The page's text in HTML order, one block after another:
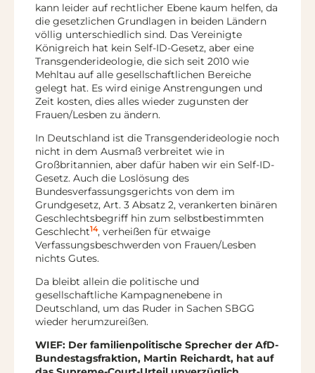
kann leider auf rechtlicher Ebene kaum helfen, da
die gesetzlichen Grundlagen in beiden Ländern
völlig unterschiedlich sind. Das Vereinigte
Königreich hat kein Self-ID-Gesetz, aber eine
Transgenderideologie, die sich seit 2010 wie
Mehltau auf alle gesellschaftlichen Bereiche
gelegt hat. Es wird einige Anstrengungen und
Zeit kosten, dies alles wieder zugunsten der
Frauen/Lesben zu ändern.
In Deutschland ist die Transgenderideologie noch
nicht in dem Ausmaß verbreitet wie in
Großbritannien, aber dafür haben wir ein Self-ID-
Gesetz. Auch die Loslösung des
Bundesverfassungsgerichts von dem im
Grundgesetz, Art. 3 Absatz 2, verankerten binären
Geschlechtsbegriff hin zum selbstbestimmten
Geschlecht14, verheißen für etwaige
Verfassungsbeschwerden von Frauen/Lesben
nichts Gutes.
Da bleibt allein die politische und
gesellschaftliche Kampagnenebene in
Deutschland, um das Ruder in Sachen SBGG
wieder herumzureißen.
WIEF: Der familienpolitische Sprecher der AfD-
Bundestagsfraktion, Martin Reichardt, hat auf